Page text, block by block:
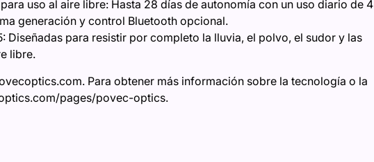
uso al aire libre: Hasta 28 días de autonomía con un uso diario de 4
generación y control Bluetooth opcional.
Diseñadas para resistir por completo la lluvia, el polvo, el sudor y las
libre.
Para obtener más información sobre la tecnología o la
pages/povec-optics.